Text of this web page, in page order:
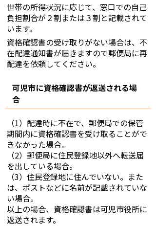
世帯の所得状況に応じて、窓口での自己
負担割合が２割または３割と記載されて
います。
資格確認書の受け取りがない場合は、不
在配達通知書が届きますので郵便局に再
配達を依頼してください。
可児市に資格確認書が返送される場
合
（1）配達時に不在で、郵便局での保管
期間内に資格確認書を受け取ることがで
きなかった場合。
（2）郵便局に住民登録地以外へ転送届
を出している場合。
（3）住民登録地に住んでいない。また
は、ポストなどに名前が記載されていな
い場合。
以上の場合、資格確認書は可児市役所に
返送されます。